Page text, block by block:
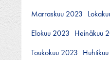
Marraskuu 2023
Elokuu 2023 Heinäkuu
Toukokuu 2023